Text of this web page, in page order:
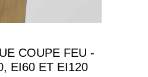
COUPE FEU -
EI60 ET EI120